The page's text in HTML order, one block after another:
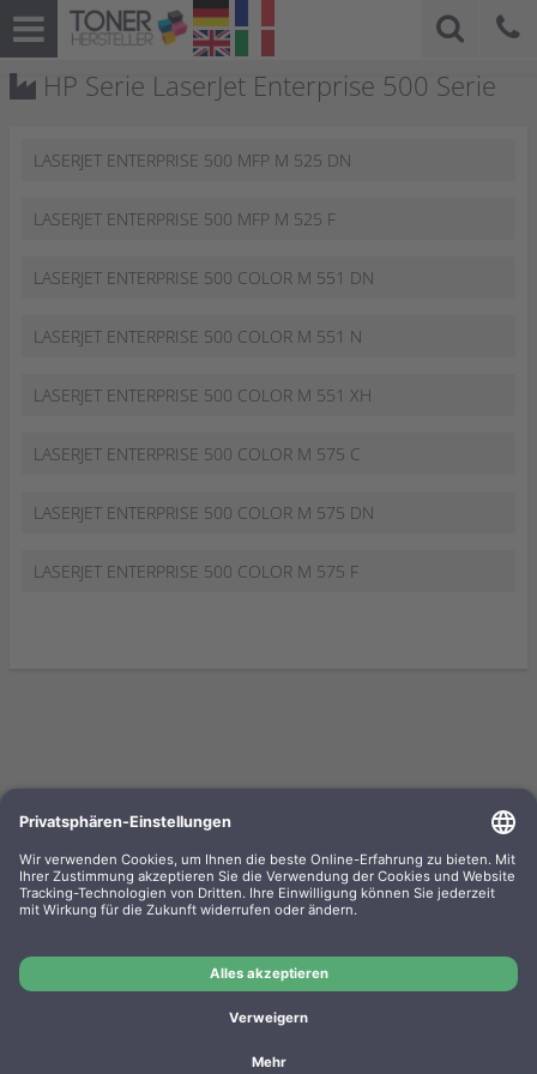
HP Serie LaserJet Enterprise 500 Serie
LASERJET ENTERPRISE 500 MFP M 525 DN
LASERJET ENTERPRISE 500 MFP M 525 F
LASERJET ENTERPRISE 500 COLOR M 551 DN
LASERJET ENTERPRISE 500 COLOR M 551 N
LASERJET ENTERPRISE 500 COLOR M 551 XH
LASERJET ENTERPRISE 500 COLOR M 575 C
LASERJET ENTERPRISE 500 COLOR M 575 DN
LASERJET ENTERPRISE 500 COLOR M 575 F